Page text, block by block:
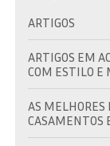
ARTIGOS
ARTIGOS EM ACRÍLICO TRANSFORMANDO SEU ESPAÇO
COM ESTILO E
AS MELHORES LEMBRANCINHAS DE ACRÍLICO PARA
CASAMENTOS